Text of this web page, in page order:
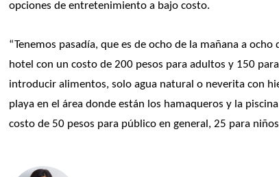
opciones de entretenimiento a bajo costo.
“Tenemos pasadía, que es de ocho de la mañana a
hotel con un costo de 200 pesos para adultos y 150
introducir alimentos, solo agua natural o neverita con
playa en el área donde están los hamaqueros y la
costo de 50 pesos para público en general, 25 para